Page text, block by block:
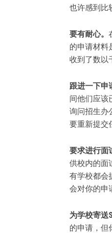
也许感到比
要有耐心。
的申请材料
收到了数以
跟进一下申
间他们应该
询问招生办
要重新提交
要求进行面
供校内的面
有学校都会
会对你的申
为学校寄送
的申请，但